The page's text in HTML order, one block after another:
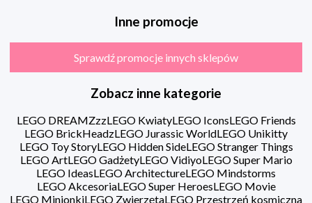
Inne promocje
Sprawdź promocje innych sklepów
Zobacz inne kategorie
LEGO DREAMZzzLEGO KwiatyLEGO IconsLEGO Friends
LEGO BrickHeadzLEGO Jurassic WorldLEGO Unikitty
LEGO Toy StoryLEGO Hidden SideLEGO Stranger Things
LEGO ArtLEGO GadżetyLEGO VidiyoLEGO Super Mario
LEGO IdeasLEGO ArchitectureLEGO Mindstorms
LEGO AkcesoriaLEGO Super HeroesLEGO Movie
LEGO MinionkiLEGO ZwierzętaLEGO Przestrzeń kosmiczna